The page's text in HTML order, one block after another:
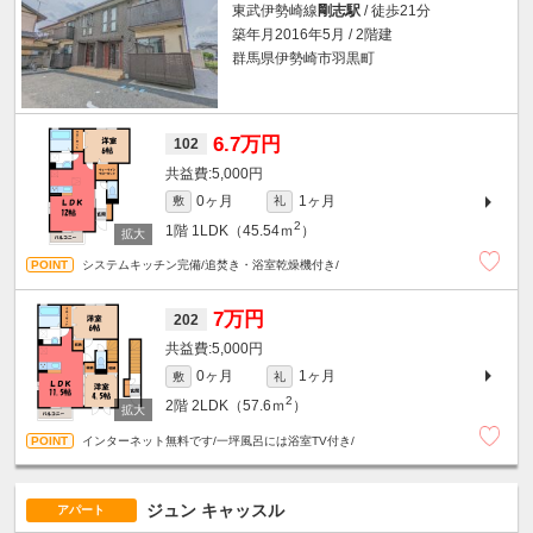
東武伊勢崎線 剛志駅 / 徒歩21分
築年月2016年5月 / 2階建
群馬県伊勢崎市羽黒町
102 6.7万円
5,000円
敷 0ヶ月 礼
1ヶ月
1階 1LDK（45.54ｍ2 ）
システムキッチン完備/追焚き・浴室乾燥機付き/
202 7万円
5,000円
敷 0ヶ月 礼
1ヶ月
2階 2LDK（57.6ｍ2 ）
インターネット無料です/一坪風呂には浴室TV付き/
アパート ジュン キャッスル